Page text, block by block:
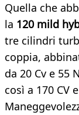
Quella che
la 120 mild
tre cilindri
coppia,
da 20 Cv e 55
così a 170 CV